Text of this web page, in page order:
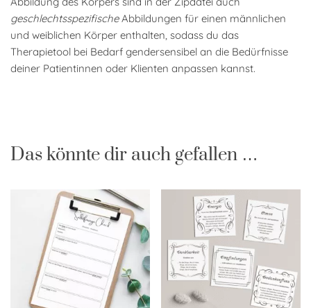
geschlechtsspezifischeAbbildungen für einen männlichen
und weiblichen Körper enthalten, sodass du das
Therapietool bei Bedarf gendersensibel an die Bedürfnisse
deiner Patientinnen oder Klienten anpassen kannst.
Das könnte dir auch gefallen …